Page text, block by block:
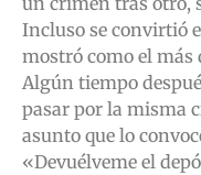
Incluso se convirtió
mostró como el más
Algún tiempo
pasar por la misma
asunto que lo
«Devuélveme el